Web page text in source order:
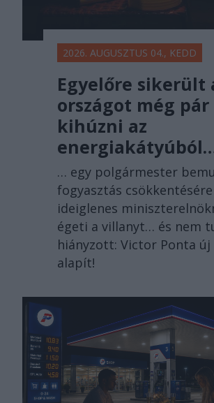
2026. AUGUSZTUS 04., KEDD
Egyelőre sikerült
országot még
kihúzni az
… egy polgármester
fogyasztás
ideiglenes
égeti a villanyt… és nem
hiányzott: Victor Ponta
alapít!